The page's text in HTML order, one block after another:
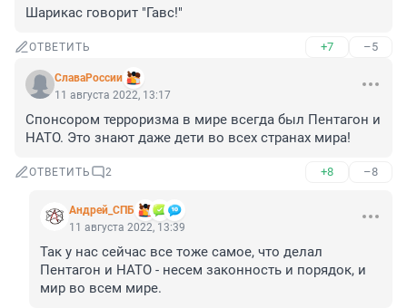
Шарикас говорит "Гавс!"
ОТВЕТИТЬ +7 –5
СлаваРоссии
11 августа 2022, 13:17
Спонсором терроризма в мире всегда был Пентагон и
НАТО. Это знают даже дети во всех странах мира!
ОТВЕТИТЬ 2 +8 –8
Андрей_СПБ
11 августа 2022, 13:39
Так у нас сейчас все тоже самое, что делал
Пентагон и НАТО - несем законность и порядок, и
мир во всем мире.